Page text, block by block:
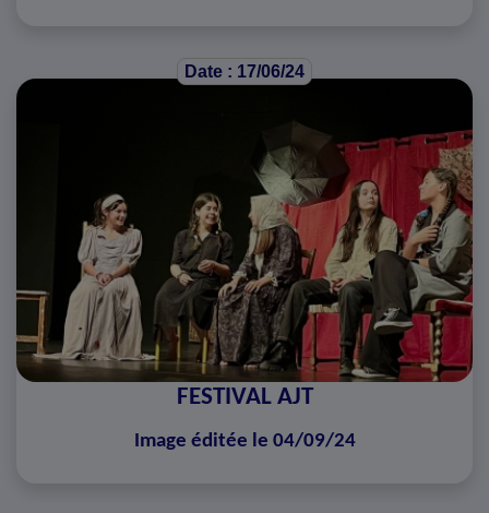
Date : 17/06/24
FESTIVAL AJT
Image éditée le 04/09/24